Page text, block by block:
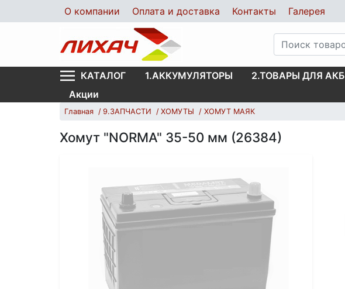
О компании Оплата и доставка Контакты Галерея
КАТАЛОГ 1.АККУМУЛЯТОРЫ 2.ТОВАРЫ ДЛЯ АКБ
Акции
Главная 9.ЗАПЧАСТИ ХОМУТЫ ХОМУТ МАЯК
Хомут "NORMA" 35-50 мм (26384)